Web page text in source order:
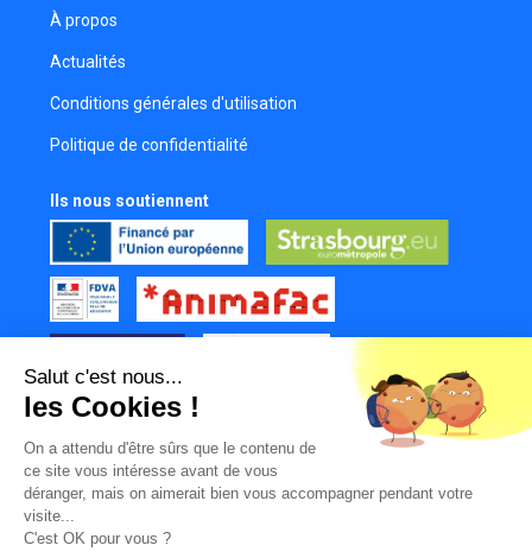
À propos
Actualités
Conditions générales d'utilisation
Politique de confidentialité
Ils nous soutiennent
Tous nos partenaires
Mur des contributeurs
Salut c'est nous...
les Cookies !
On a attendu d'être sûrs que le contenu de
ce site vous intéresse avant de vous
déranger, mais on aimerait bien vous accompagner pendant votre
visite...
C'est OK pour vous ?